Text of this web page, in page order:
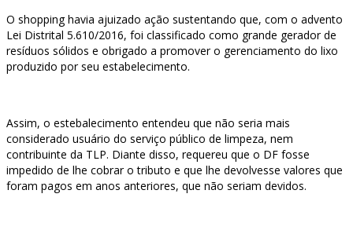
O shopping havia ajuizado ação sustentando que, com o advento
Lei Distrital 5.610/2016, foi classificado como grande gerador de
resíduos sólidos e obrigado a promover o gerenciamento do lixo
produzido por seu estabelecimento.
Assim, o estebalecimento entendeu que não seria mais
considerado usuário do serviço público de limpeza, nem
contribuinte da TLP. Diante disso, requereu que o DF fosse
impedido de lhe cobrar o tributo e que lhe devolvesse valores que
foram pagos em anos anteriores, que não seriam devidos.